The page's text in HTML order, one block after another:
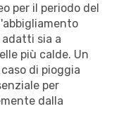
per il periodo del
sia a
più calde. Un
di pioggia
per
dalla